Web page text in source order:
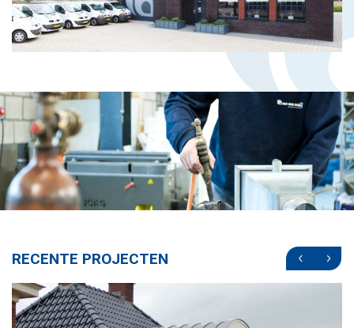
RECENTE PROJECTEN